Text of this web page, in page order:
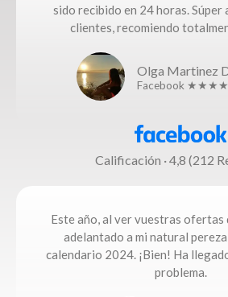
sido recibido en 24 horas. Súper
clientes, recomiendo
Olga Martinez
Facebook
Calificación · 4,8 (212
Este año, al ver vuestras ofertas
adelantado a mi natural
calendario 2024. ¡Bien! Ha
problema.